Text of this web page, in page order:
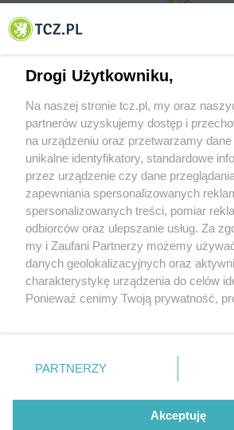
© 2001-2026 Tczew - TCZ.PL Sp. z o.o. Internetowy
O FIRMIE POLITYKA
REKLAMA WSPÓŁPRACA RSS
Nasze serwisy
Aktualności
Tcz24
Historia miasta
Drogi Użytkowniku,
Na naszej stronie tcz.pl, my oraz
partnerów uzyskujemy dostęp i
na urządzeniu oraz przetwarzamy
unikalne identyfikatory, standardowe
przez urządzenie czy dane
zapewniania spersonalizowanych
spersonalizowanych treści, pomiar
odbiorców oraz ulepszanie usług. Za
my i Zaufani Partnerzy możemy
danych geolokalizacyjnych oraz
charakterystykę urządzenia do celów
Ponieważ cenimy Twoją prywatność,
znajdujący się w lewym dolnym rogu
przetwarzaniu. Preferencje będą miały
PARTNERZY
Akceptuję